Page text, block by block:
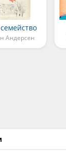
Андерсен